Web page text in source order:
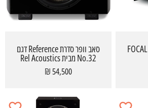
סאב וופר סדרת Reference דגם
No.32 מבית Rel Acoustics
54,500 ₪